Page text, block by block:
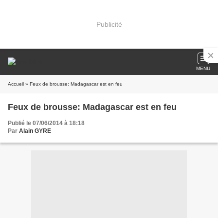
Publicité
MENU
Accueil » Feux de brousse: Madagascar est en feu
Feux de brousse: Madagascar est en feu
Publié le 07/06/2014 à 18:18
Par Alain GYRE